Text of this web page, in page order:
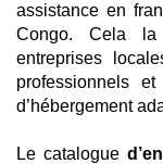
assistance en
Congo. Cela la
entreprises
professionnels
d’hébergement
Le catalogue